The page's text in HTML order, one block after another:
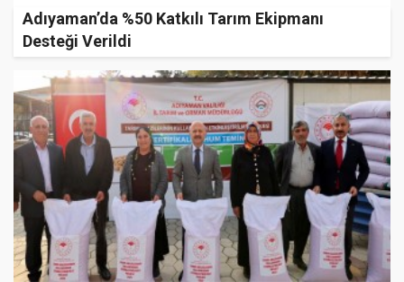
Adıyaman’da %50 Katkılı Tarım Ekipmanı
Desteği Verildi